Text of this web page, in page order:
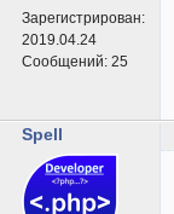
Зарегистрирован:
2019.04.24
Сообщений: 25
Spell